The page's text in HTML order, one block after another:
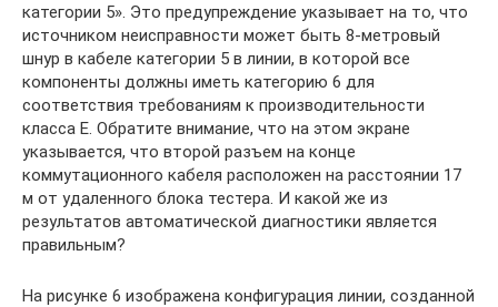
категории 5». Это предупреждение указывает на то, что
источником неисправности может быть 8-метровый
шнур в кабеле категории 5 в линии, в которой все
компоненты должны иметь категорию 6 для
соответствия требованиям к производительности
класса E. Обратите внимание, что на этом экране
указывается, что второй разъем на конце
коммутационного кабеля расположен на расстоянии 17
м от удаленного блока тестера. И какой же из
результатов автоматической диагностики является
правильным?
На рисунке 6 изображена конфигурация линии, созданной